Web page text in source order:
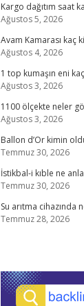
Kargo dağıtım saat
Ağustos 5, 2026
Avam Kamarası kaç
Ağustos 4, 2026
1 top kumaşın eni
Ağustos 3, 2026
1100 ölçekte neler
Ağustos 3, 2026
Ballon d’Or kimin
Temmuz 30, 2026
İstikbal-i kıble ne
Temmuz 30, 2026
Su arıtma cihazında
Temmuz 28, 2026